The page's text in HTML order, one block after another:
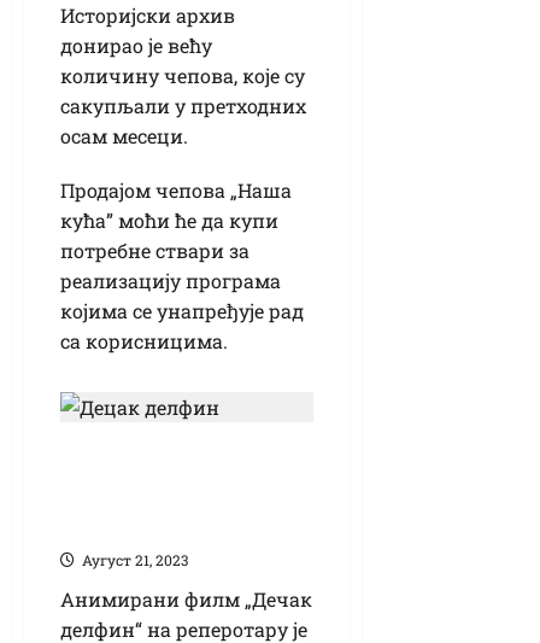
Историјски архив
донирао је већу
количину чепова, које су
сакупљали у претходних
осам месеци.
Продајом чепова „Наша
кућа” моћи ће да купи
потребне ствари за
реализацију програма
којима се унапређује рад
са корисницима.
Аугуст 21, 2023
Анимирани филм „Дечак
делфин“ на реперотару је